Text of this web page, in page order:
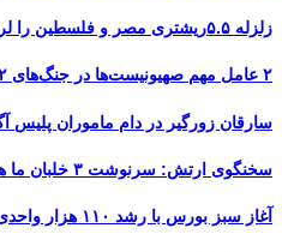
زلزله ۵.۵ریشتری مصر و فلسطین را لرزاند
۲ عامل مهم صهیونیست‌ها در جنگ‌های ۱۲ روزه و ۴۰ روزه اعدام شدند
سارقان زورگیر در دام ماموران پلیس
سخنگوی ارتش: سرنوشت ۳ خلبان ما هنوز مشخص نیست
آغاز سبز بورس با رشد ۱۱۰ هزار واحدی شاخص کل